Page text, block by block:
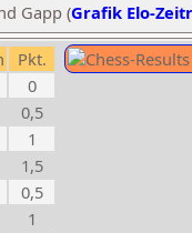
Gapp (Grafik Elo-
Pkt.
0
0,5
1
1,5
0,5
1